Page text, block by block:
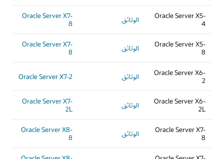
Oracle Server X5-
4
الوثائق
Oracle Server X7-
8
Oracle Server X5-
8
الوثائق
Oracle Server X7-
8
Oracle Server X6-
2
الوثائق Oracle Server X7-2
Oracle Server X6-
2L
الوثائق
Oracle Server X7-
2L
Oracle Server X7-
8
الوثائق
Oracle Server X8-
8